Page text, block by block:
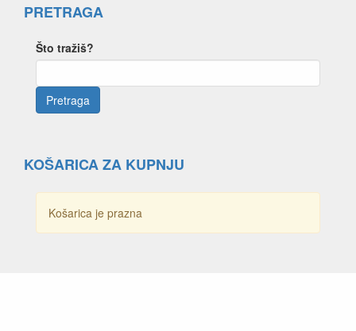
PRETRAGA
Što tražiš?
KOŠARICA ZA KUPNJU
Košarica je prazna